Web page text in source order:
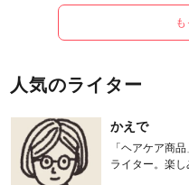
人気のライター
かえで
「ヘアケア商
ライター。楽